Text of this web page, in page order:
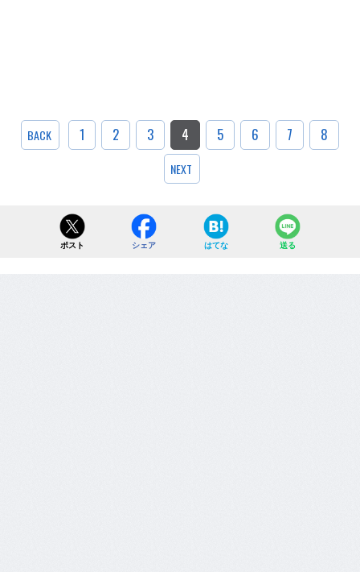
BACK 1 2 3 4 5 6 7 8
NEXT
ポスト シェア はてな 送る